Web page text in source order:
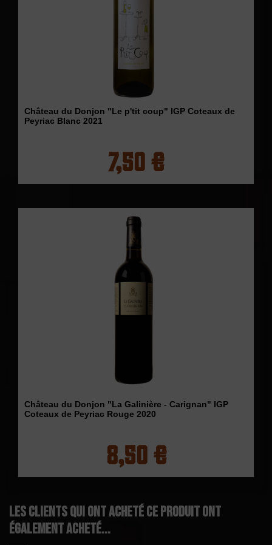
Château du Donjon "Le p'tit coup" IGP Coteaux de
Peyriac Blanc 2021
7,50 €
Château du Donjon "La Galinière - Carignan" IGP
Coteaux de Peyriac Rouge 2020
8,50 €
Les clients qui ont acheté ce produit ont
également acheté...